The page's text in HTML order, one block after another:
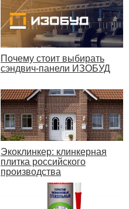
Почему стоит выбирать
сэндвич-панели ИЗОБУД
Экоклинкер: клинкерная
плитка российского
производства